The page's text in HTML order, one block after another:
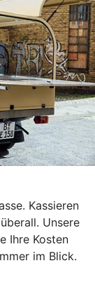
Kassieren
Unsere
Ihre Kosten
im Blick.